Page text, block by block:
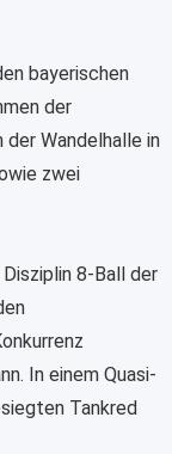
bayerischen
der
Wandelhalle in
zwei
8-Ball der
In einem Quasi-
Tankred